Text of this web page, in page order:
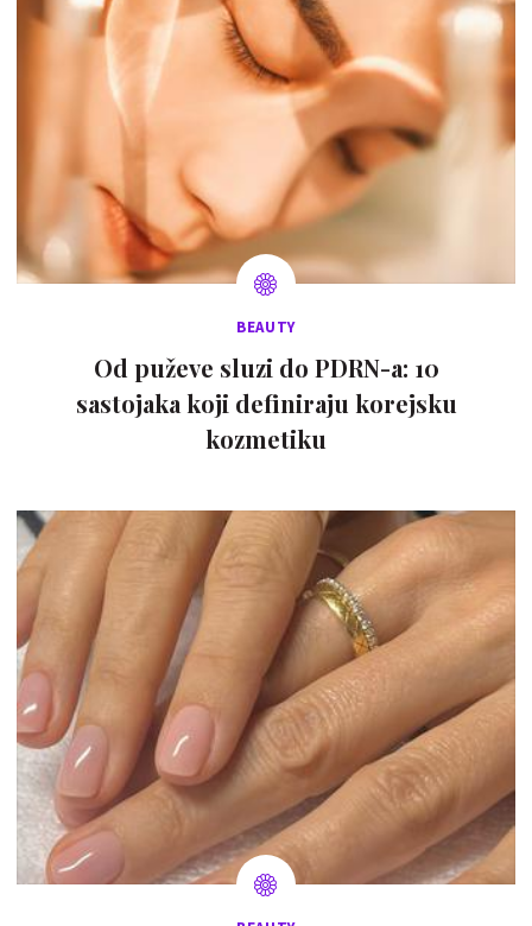
BEAUTY
Od puževe sluzi do PDRN-a: 10
sastojaka koji definiraju korejsku
kozmetiku